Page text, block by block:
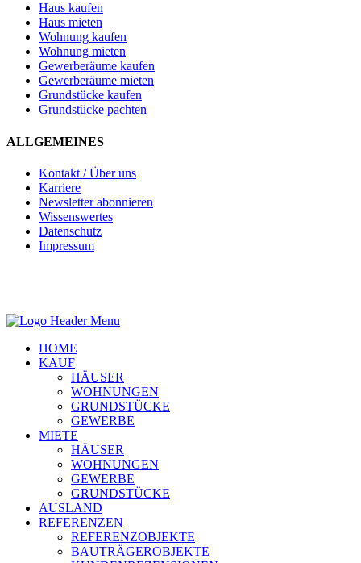
Haus kaufen
Haus mieten
Wohnung kaufen
Wohnung mieten
Gewerberäume kaufen
Gewerberäume mieten
Grundstücke kaufen
Grundstücke pachten
ALLGEMEINES
Kontakt / Über uns
Karriere
Newsletter abonnieren
Wissenswertes
Datenschutz
Impressum
HOME
KAUF
HÄUSER
WOHNUNGEN
GRUNDSTÜCKE
GEWERBE
MIETE
HÄUSER
WOHNUNGEN
GEWERBE
GRUNDSTÜCKE
AUSLAND
REFERENZEN
REFERENZOBJEKTE
BAUTRÄGEROBJEKTE